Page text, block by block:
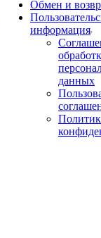
Обмен и
информация
данных